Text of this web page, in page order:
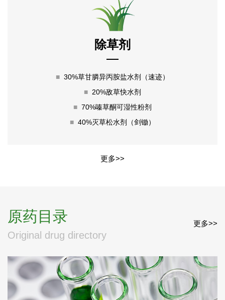
除草剂
■ 30%草甘膦异丙胺盐水剂（速迹）
■ 20%敌草快水剂
■ 70%嗪草酮可湿性粉剂
■ 40%灭草松水剂（剑锄）
更多>>
原药目录
Original drug directory
更多>>